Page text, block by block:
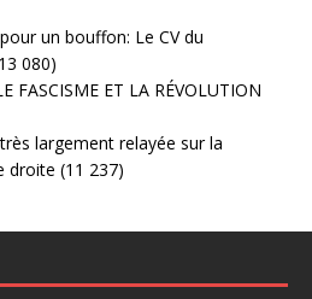
un bouffon: Le CV du
080)
FASCISME ET LA RÉVOLUTION
largement relayée sur la
droite (11 237)